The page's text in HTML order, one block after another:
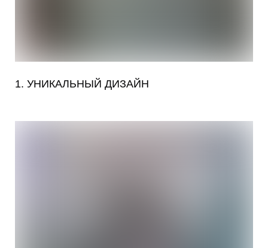
1. УНИКАЛЬНЫЙ ДИЗАЙН